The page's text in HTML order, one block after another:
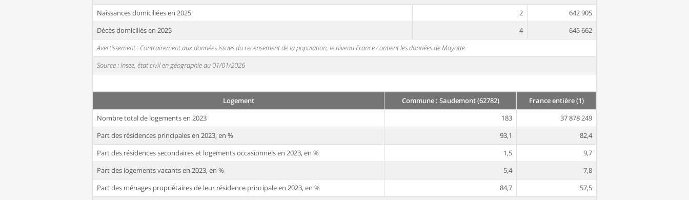
Naissances domiciliées en 2025 2
642 905
Décès domiciliés en 2025
4
645 662
Avertissement : Contrairement aux données issues du recensement de la population, le niveau France contient les données de Mayotte.
Source : Insee, état civil en géographie au 01/01/2026
Logement Commune : Saudemont (62782)
France entière (1)
Nombre total de logements en 2023
183
37 878 249
Part des résidences principales en 2023, en %
93,1
82,4
Part des résidences secondaires et logements occasionnels en 2023, en %
1,5
9,7
Part des logements vacants en 2023, en %
5,4
7,8
Part des ménages propriétaires de leur résidence principale en 2023, en %
84,7
57,5